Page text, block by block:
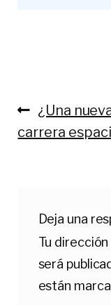
de
Anterior:
¿Una
carrera
Deja una
Tu
será
están